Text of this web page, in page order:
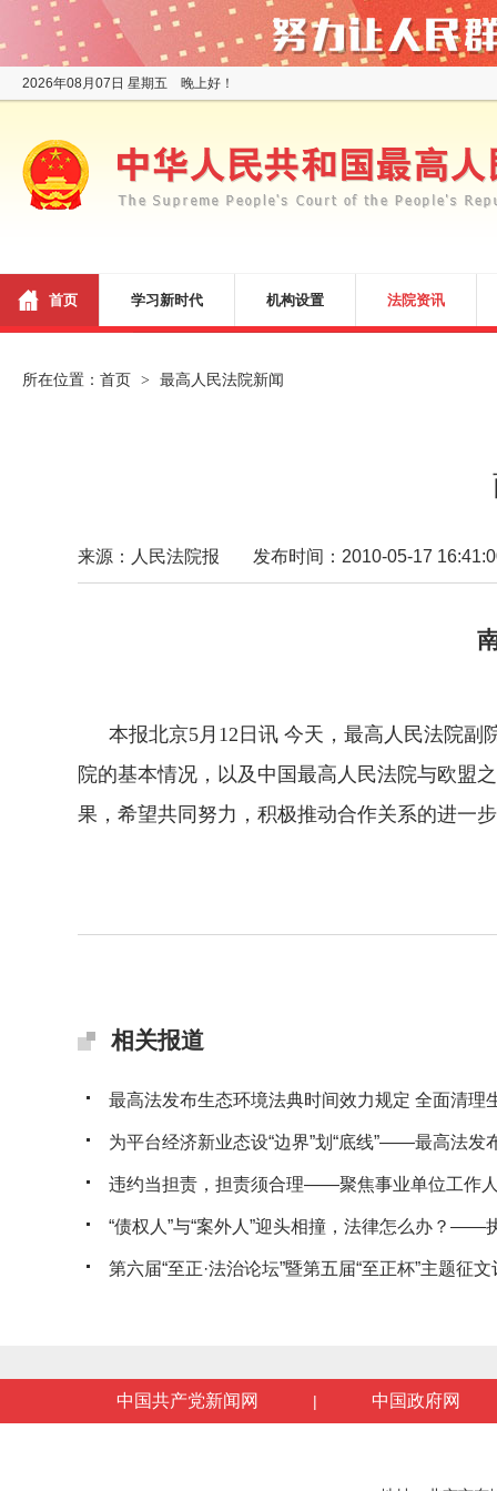
2026年08月07日 星期五 晚上好！
首页 学习新时代 机构设置 法院资讯
所在位置： 首页 > 最高人民法院新闻
来源：人民法院报 发布时间：2010-05-17
本报北京5月12日讯 今天，最高人民法院副
院的基本情况，以及中国最高人民法院与欧盟
果，希望共同努力，积极推动合作关系的进一
相关报道
最高法发布生态环境法典时间效力规定 全面清理
为平台经济新业态设“边界”划“底线”——最高法发
违约当担责，担责须合理——聚焦事业单位工作
“债权人”与“案外人”迎头相撞，法律怎么办？——
第六届“至正·法治论坛”暨第五届“至正杯”主题征文
中国共产党新闻网 | 中国政府网